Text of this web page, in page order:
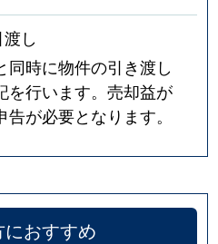
し
同時に物件の引き渡し
を行います。売却益が
が必要となります。
おすすめ